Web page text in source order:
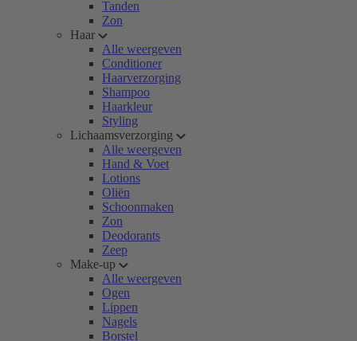
Tanden
Zon
Haar
Alle weergeven
Conditioner
Haarverzorging
Shampoo
Haarkleur
Styling
Lichaamsverzorging
Alle weergeven
Hand & Voet
Lotions
Oliën
Schoonmaken
Zon
Deodorants
Zeep
Make-up
Alle weergeven
Ogen
Lippen
Nagels
Borstel